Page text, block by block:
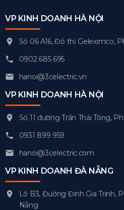
VP KINH DOANH HÀ NỘI
Số 06 A16, Đô thị Geleximco,
0902 685 695
hanoi@3celectric.vn
VP KINH DOANH HÀ NỘI
Số 11 đường Trần Thái Tông,
0931 899 959
hanoi@3celectric.com
VP KINH DOANH ĐÀ NẴNG
Lô B3, Đường Đinh Gia Trinh,
Nẵng